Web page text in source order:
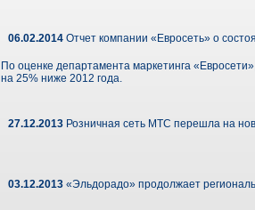
06.02.2014 Отчет компании «Евросеть» о
По оценке департамента маркетинга
на 25% ниже 2012 года.
27.12.2013 Розничная сеть МТС перешла на
03.12.2013 «Эльдорадо» продолжает